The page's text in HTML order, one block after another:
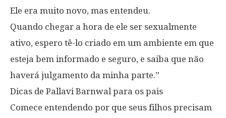
Ele era muito novo, mas entendeu.
Quando chegar a hora de ele ser sexualmente
ativo, espero tê-lo criado em um ambiente em que
esteja bem informado e seguro, e saiba que não
haverá julgamento da minha parte.”
Dicas de Pallavi Barnwal para os pais
Comece entendendo por que seus filhos precisam